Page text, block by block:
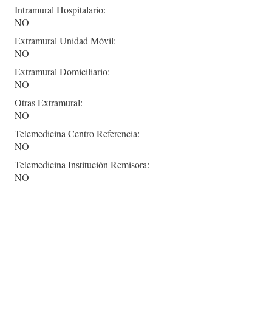
Intramural Hospitalario:
NO
Extramural Unidad Móvil:
NO
Extramural Domiciliario:
NO
Otras Extramural:
NO
Telemedicina Centro Referencia:
NO
Telemedicina Institución Remisora:
NO